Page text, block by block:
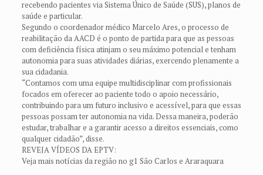
recebendo pacientes via Sistema Único de Saúde (SUS), planos de
saúde e particular.
Segundo o coordenador médico Marcelo Ares, o processo de
reabilitação da AACD é o ponto de partida para que as pessoas
com deficiência física atinjam o seu máximo potencial e tenham
autonomia para suas atividades diárias, exercendo plenamente a
sua cidadania.
“Contamos com uma equipe multidisciplinar com profissionais
focados em oferecer ao paciente todo o apoio necessário,
contribuindo para um futuro inclusivo e acessível, para que essas
pessoas possam ter autonomia na vida. Dessa maneira, poderão
estudar, trabalhar e a garantir acesso a direitos essenciais, como
qualquer cidadão”, disse.
REVEJA VÍDEOS DA EPTV:
Veja mais notícias da região no g1 São Carlos e Araraquara